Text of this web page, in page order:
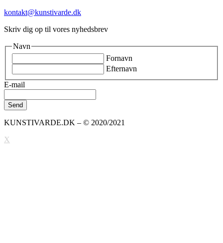
kontakt@kunstivarde.dk
Skriv dig op til vores nyhedsbrev
Navn
Fornavn
Efternavn
E-mail
KUNSTIVARDE.DK – © 2020/2021
X